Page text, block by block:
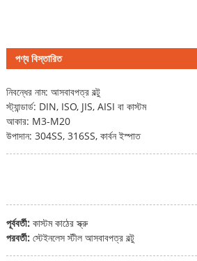
পণ্য বিস্তারিত
নিবন্ধের নাম: আসবাবপত্র বল্টু
স্ট্যান্ডার্ড: DIN, ISO, JIS, AISI বা কাস্টম
আকার: M3-M20
উপাদান: 304SS, 316SS, কার্বন ইস্পাত
পূর্ববর্তী: কাস্টম কাঠের স্ক্রু
পরবর্তী: স্টেইনলেস স্টীল আসবাবপত্র বল্টু